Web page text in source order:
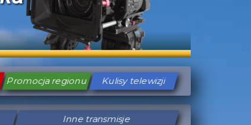
Promocja regionu Kulisy telewizji
Inne transmisje